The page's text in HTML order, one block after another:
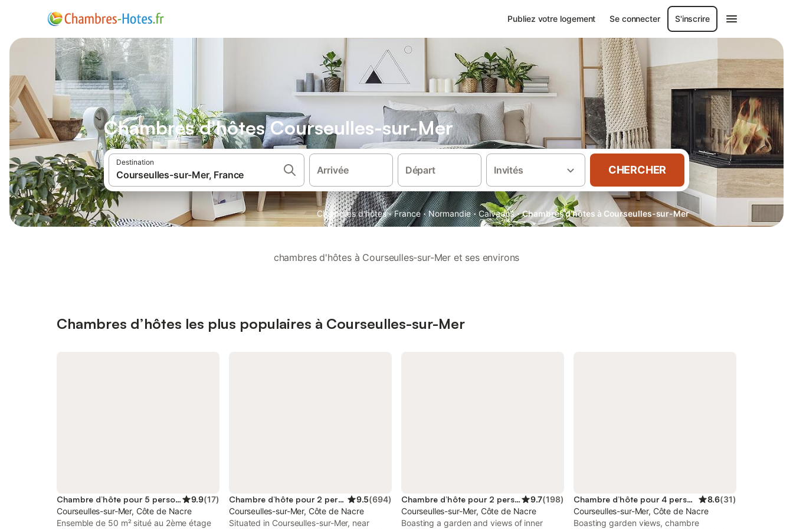
Publiez votre logement Se connecter S'inscrire
Chambres d'hôtes Courseulles-sur-Mer
Destination
Arrivée Départ Invités CHERCHER
Chambres d'hôtes · France · Normandie · Calvados · Chambres d’hôtes à Courseulles-sur-Mer
chambres d'hôtes à Courseulles-sur-Mer et ses environs
Chambres d’hôtes les plus populaires à Courseulles-sur-Mer
Chambre d’hôte pour 5 personnes 9.9(17)
Courseulles-sur-Mer, Côte de Nacre
Ensemble de 50 m² situé au 2ème étage
Chambre d’hôte pour 2 personnes 9.5(694)
Courseulles-sur-Mer, Côte de Nacre
Situated in Courseulles-sur-Mer, near
Chambre d’hôte pour 2 personnes 9.7(198)
Courseulles-sur-Mer, Côte de Nacre
Boasting a garden and views of inner
Chambre d’hôte pour 4 personnes 8.6(31)
Courseulles-sur-Mer, Côte de Nacre
Boasting garden views, chambre